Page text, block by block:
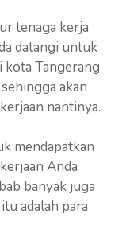
tenaga kerja
datangi untuk
kota Tangerang
akan
nantinya.
mendapatkan
Anda
banyak juga
adalah para